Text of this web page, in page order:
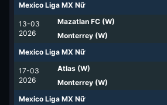
Mexico Liga MX Nữ
13-03
2026
Mazatlan FC (W)
Monterrey (W)
Mexico Liga MX Nữ
17-03
2026
Atlas (W)
Monterrey (W)
Mexico Liga MX Nữ